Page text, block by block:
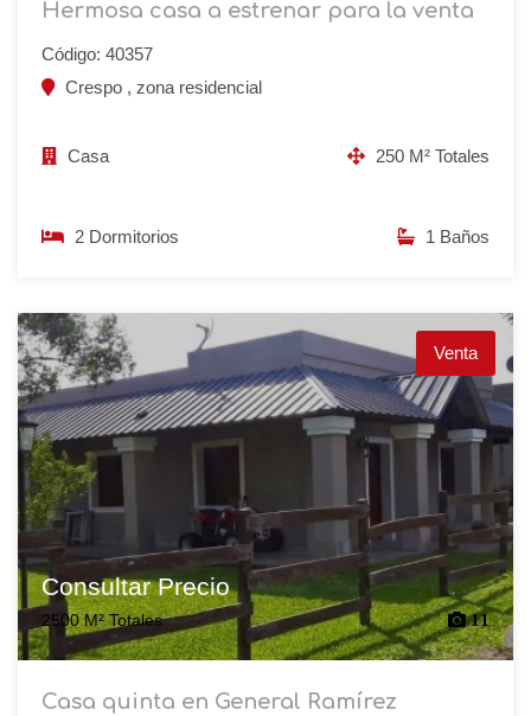
Hermosa casa a estrenar para la venta
Código: 40357
Crespo , zona residencial
Casa 250 M² Totales
2 Dormitorios 1 Baños
Venta
Consultar Precio
2500 M² Totales 11
Casa quinta en General Ramírez